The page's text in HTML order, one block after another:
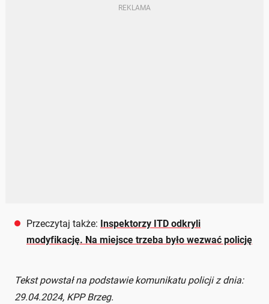
Przeczytaj także: Inspektorzy ITD odkryli
modyfikację. Na miejsce trzeba było wezwać policję
Tekst powstał na podstawie komunikatu policji z dnia:
29.04.2024, KPP Brzeg.